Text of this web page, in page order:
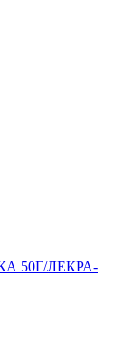
50Г/ЛЕКРА-